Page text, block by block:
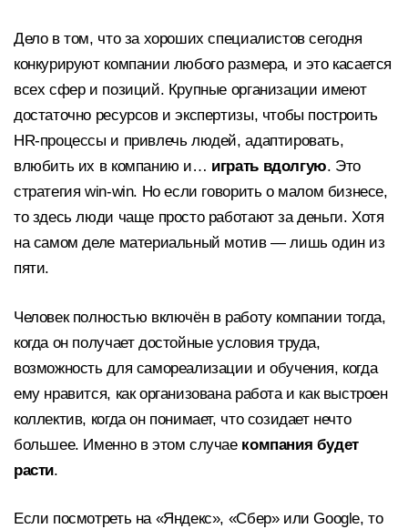
Дело в том, что за хороших специалистов сегодня
конкурируют компании любого размера, и это касается
всех сфер и позиций. Крупные организации имеют
достаточно ресурсов и экспертизы, чтобы построить
HR-процессы и привлечь людей, адаптировать,
влюбить их в компанию и… играть вдолгую. Это
стратегия win-win. Но если говорить о малом бизнесе,
то здесь люди чаще просто работают за деньги. Хотя
на самом деле материальный мотив — лишь один из
пяти.
Человек полностью включён в работу компании тогда,
когда он получает достойные условия труда,
возможность для самореализации и обучения, когда
ему нравится, как организована работа и как выстроен
коллектив, когда он понимает, что созидает нечто
большее. Именно в этом случае компания будет
расти.
Если посмотреть на «Яндекс», «Сбер» или Google, то